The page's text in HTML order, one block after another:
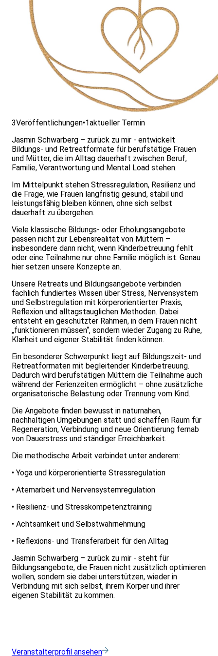
3Veröffentlichungen•1aktueller Termin
Jasmin Schwarberg – zurück zu mir - entwickelt
Bildungs- und Retreatformate für berufstätige Frauen
und Mütter, die im Alltag dauerhaft zwischen Beruf,
Familie, Verantwortung und Mental Load stehen.
Im Mittelpunkt stehen Stressregulation, Resilienz und
die Frage, wie Frauen langfristig gesund, stabil und
leistungsfähig bleiben können, ohne sich selbst
dauerhaft zu übergehen.
Viele klassische Bildungs- oder Erholungsangebote
passen nicht zur Lebensrealität von Müttern –
insbesondere dann nicht, wenn Kinderbetreuung fehlt
oder eine Teilnahme nur ohne Familie möglich ist. Genau
hier setzen unsere Konzepte an.
Unsere Retreats und Bildungsangebote verbinden
fachlich fundiertes Wissen über Stress, Nervensystem
und Selbstregulation mit körperorientierter Praxis,
Reflexion und alltagstauglichen Methoden. Dabei
entsteht ein geschützter Rahmen, in dem Frauen nicht
„funktionieren müssen“, sondern wieder Zugang zu Ruhe,
Klarheit und eigener Stabilität finden können.
Ein besonderer Schwerpunkt liegt auf Bildungszeit- und
Retreatformaten mit begleitender Kinderbetreuung.
Dadurch wird berufstätigen Müttern die Teilnahme auch
während der Ferienzeiten ermöglicht – ohne zusätzliche
organisatorische Belastung oder Trennung vom Kind.
Die Angebote finden bewusst in naturnahen,
nachhaltigen Umgebungen statt und schaffen Raum für
Regeneration, Verbindung und neue Orientierung fernab
von Dauerstress und ständiger Erreichbarkeit.
Die methodische Arbeit verbindet unter anderem:
• Yoga und körperorientierte Stressregulation
• Atemarbeit und Nervensystemregulation
• Resilienz- und Stresskompetenztraining
• Achtsamkeit und Selbstwahrnehmung
• Reflexions- und Transferarbeit für den Alltag
Jasmin Schwarberg – zurück zu mir - steht für
Bildungsangebote, die Frauen nicht zusätzlich optimieren
wollen, sondern sie dabei unterstützen, wieder in
Verbindung mit sich selbst, ihrem Körper und ihrer
eigenen Stabilität zu kommen.
Veranstalterprofil ansehen